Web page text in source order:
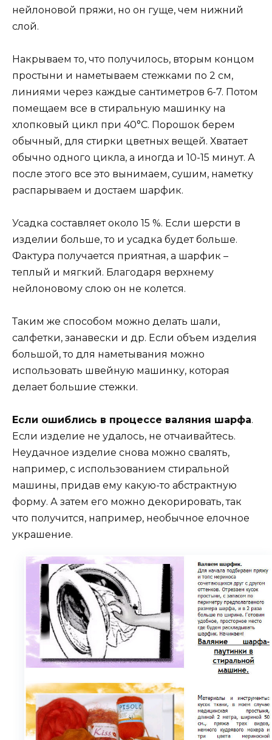
нейлоновой пряжи, но он гуще, чем нижний
слой.
Накрываем то, что получилось, вторым концом
простыни и наметываем стежками по 2 см,
линиями через каждые сантиметров 6-7. Потом
помещаем все в стиральную машинку на
хлопковый цикл при 40°С. Порошок берем
обычный, для стирки цветных вещей. Хватает
обычно одного цикла, а иногда и 10-15 минут. А
после этого все это вынимаем, сушим, наметку
распарываем и достаем шарфик.
Усадка составляет около 15 %. Если шерсти в
изделии больше, то и усадка будет больше.
Фактура получается приятная, а шарфик –
теплый и мягкий. Благодаря верхнему
нейлоновому слою он не колется.
Таким же способом можно делать шали,
салфетки, занавески и др. Если объем изделия
большой, то для наметывания можно
использовать швейную машинку, которая
делает большие стежки.
Если ошиблись в процессе валяния шарфа.
Если изделие не удалось, не отчаивайтесь.
Неудачное изделие снова можно свалять,
например, с использованием стиральной
машины, придав ему какую-то абстрактную
форму. А затем его можно декорировать, так
что получится, например, необычное елочное
украшение.